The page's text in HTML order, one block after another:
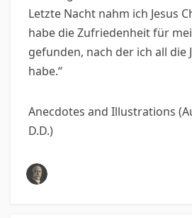
Letzte Nacht nahm ich Jesus
habe die Zufriedenheit für
gefunden, nach der ich all die
habe.“
Anecdotes and Illustrations
D.D.)